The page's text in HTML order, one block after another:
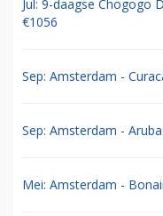
Jul: 9-daagse Chogogo
€1056
Sep: Amsterdam -
Sep: Amsterdam -
Mei: Amsterdam -